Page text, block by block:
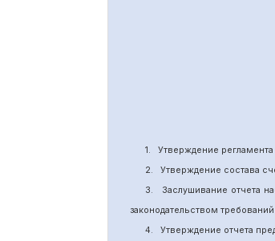
1. Утверждение
2.
Утверждение состава
3.
Заслушивание отчета
законодательством
4.
Утверждение отчета